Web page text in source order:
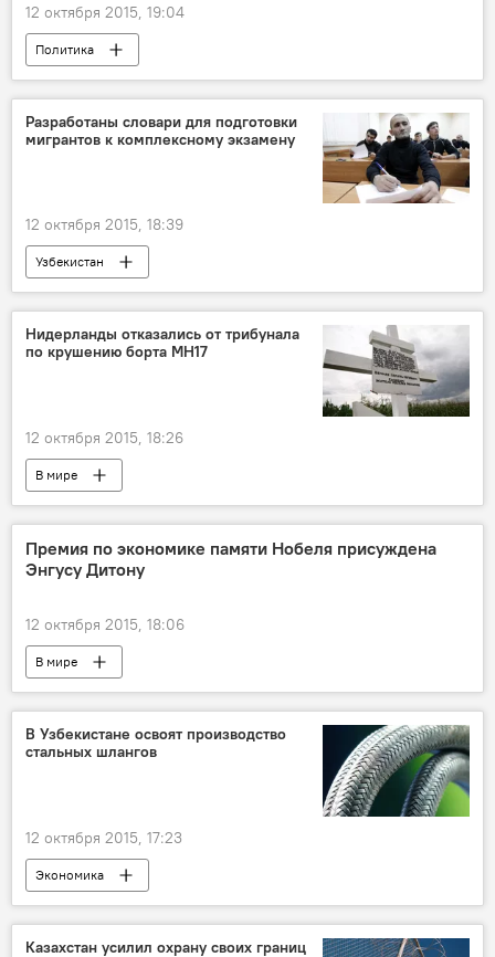
12 октября 2015, 19:04
Политика
Разработаны словари для подготовки
мигрантов к комплексному экзамену
12 октября 2015, 18:39
Узбекистан
Нидерланды отказались от трибунала
по крушению борта MH17
12 октября 2015, 18:26
В мире
Премия по экономике памяти Нобеля присуждена
Энгусу Дитону
12 октября 2015, 18:06
В мире
В Узбекистане освоят производство
стальных шлангов
12 октября 2015, 17:23
Экономика
Казахстан усилил охрану своих границ